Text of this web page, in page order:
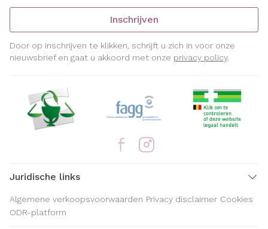
Inschrijven
Door op inschrijven te klikken, schrijft u zich in voor onze
nieuwsbrief en gaat u akkoord met onze privacy policy.
Juridische links
Algemene verkoopsvoorwaarden Privacy disclaimer Cookies
ODR-platform